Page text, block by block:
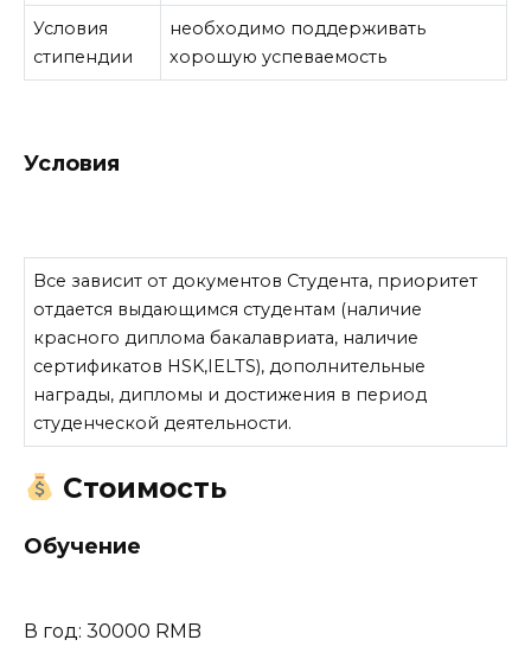
Условия
стипендии
необходимо поддерживать
хорошую успеваемость
Условия
Все зависит от документов Студента, приоритет
отдается выдающимся студентам (наличие
красного диплома бакалавриата, наличие
сертификатов HSK,IELTS), дополнительные
награды, дипломы и достижения в период
студенческой деятельности.
Стоимость
Обучение
В год: 30000 RMB